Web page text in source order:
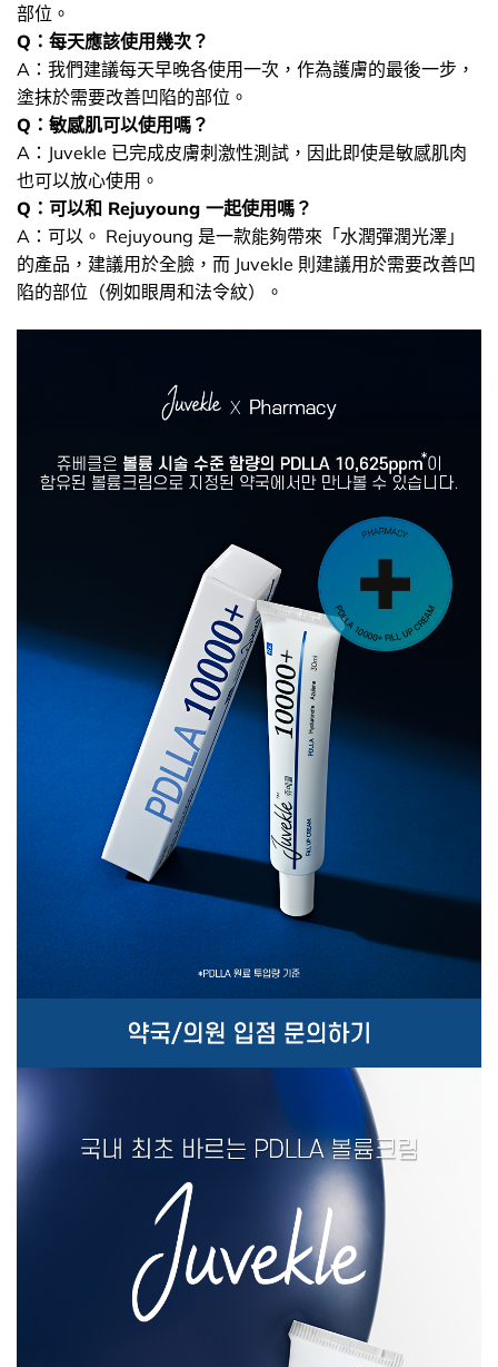
部位。
Q：每天應該使用幾次？
A：我們建議每天早晚各使用一次，作為護膚的最後一步，
塗抹於需要改善凹陷的部位。
Q：敏感肌可以使用嗎？
A：Juvekle 已完成皮膚刺激性測試，因此即使是敏感肌肉
也可以放心使用。
Q：可以和 Rejuyoung 一起使用嗎？
A：可以。 Rejuyoung 是一款能夠帶來「水潤彈潤光澤」
的產品，建議用於全臉，而 Juvekle 則建議用於需要改善凹
陷的部位（例如眼周和法令紋）。